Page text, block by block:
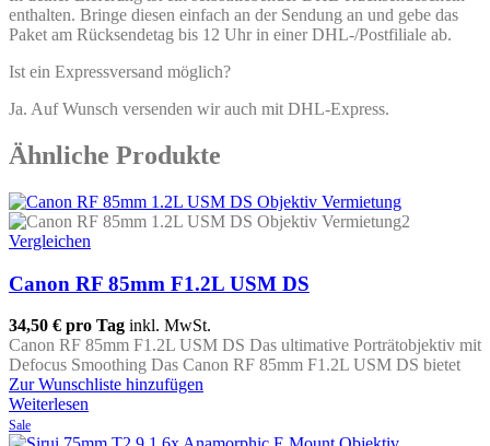
enthalten. Bringe diesen einfach an der Sendung an und gebe das
Paket am Rücksendetag bis 12 Uhr in einer DHL-/Postfiliale ab.
Ist ein Expressversand möglich?
Ja. Auf Wunsch versenden wir auch mit DHL-Express.
Ähnliche Produkte
Vergleichen
Canon RF 85mm F1.2L USM DS
34,50 € pro Tag inkl. MwSt.
Canon RF 85mm F1.2L USM DS Das ultimative Porträtobjektiv mit
Defocus Smoothing Das Canon RF 85mm F1.2L USM DS bietet
Zur Wunschliste hinzufügen
Weiterlesen
Sale